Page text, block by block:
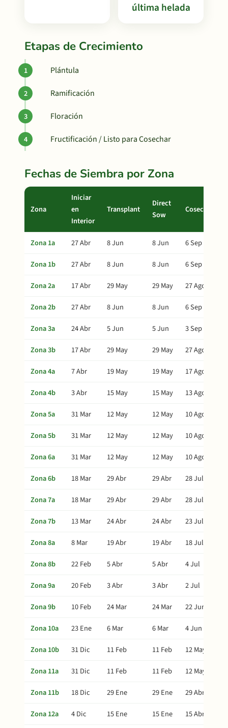
última helada
Etapas de Crecimiento
Plántula
Ramificación
Floración
Fructificación / Listo para Cosechar
Fechas de Siembra por Zona
Zona
Iniciar
en
Interior
Transplant
Direct
Sow
Cosecha
Zona 1a 27 Abr 8 Jun 8 Jun
6 Sep
Zona 1b
27 Abr 8 Jun 8 Jun
6 Sep
Zona 2a
17 Abr 29 May 29 May
27 Ago
Zona 2b
27 Abr 8 Jun 8 Jun
6 Sep
Zona 3a
24 Abr 5 Jun 5 Jun
3 Sep
Zona 3b
17 Abr 29 May 29 May
27 Ago
Zona 4a
7 Abr 19 May 19 May
17 Ago
Zona 4b
3 Abr 15 May 15 May
13 Ago
Zona 5a
31 Mar 12 May 12 May
10 Ago
Zona 5b
31 Mar 12 May 12 May
10 Ago
Zona 6a
31 Mar 12 May 12 May
10 Ago
Zona 6b
18 Mar 29 Abr 29 Abr
28 Jul
Zona 7a
18 Mar 29 Abr 29 Abr
28 Jul
Zona 7b
13 Mar 24 Abr 24 Abr
23 Jul
Zona 8a
8 Mar 19 Abr 19 Abr
18 Jul
Zona 8b
22 Feb 5 Abr 5 Abr
4 Jul
Zona 9a
20 Feb 3 Abr 3 Abr
2 Jul
Zona 9b
10 Feb 24 Mar 24 Mar
22 Jun
Zona 10a
23 Ene 6 Mar 6 Mar
4 Jun
Zona 10b
31 Dic 11 Feb 11 Feb
12 May
Zona 11a
31 Dic 11 Feb 11 Feb
12 May
Zona 11b
18 Dic 29 Ene 29 Ene
29 Abr
Zona 12a
4 Dic 15 Ene 15 Ene 15 Abr